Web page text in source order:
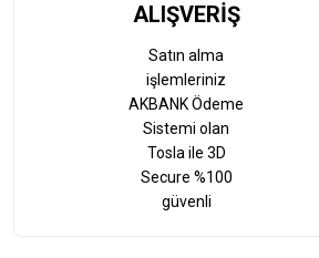
ALIŞVERİŞ
Satın alma
işlemleriniz
AKBANK Ödeme
Sistemi olan
Tosla ile 3D
Secure %100
güvenli